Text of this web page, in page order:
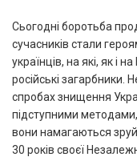
Сьогодні боротьба
сучасників стали
українців, на які, як і
російські загарбники.
спробах знищення
підступними
вони намагаються
30 років своєї